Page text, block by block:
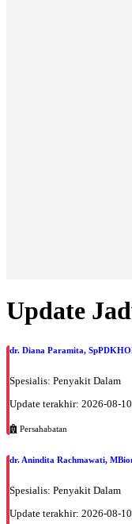
Update
dr. Diana Paramita,
Spesialis: Penyakit Dalam
Update terakhir: 2026-08-
Persahabatan
dr. Anindita Rachmawati,
Spesialis: Penyakit Dalam
Update terakhir: 2026-08-